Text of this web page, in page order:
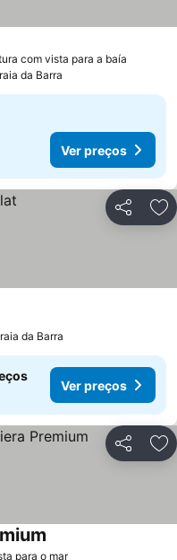
com vista para a baía
da Barra
Ver preços
Partilhar
da Barra
Ver preços
Partilhar
para o mar